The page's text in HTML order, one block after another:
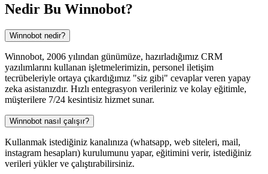
Nedir Bu Winnobot?
Winnobot nedir?
Winnobot, 2006 yılından günümüze, hazırladığımız CRM
yazılımlarını kullanan işletmelerimizin, personel iletişim
tecrübeleriyle ortaya çıkardığımız "siz gibi" cevaplar veren yapay
zeka asistanızdır. Hızlı entegrasyon verileriniz ve kolay eğitimle,
müşterilere 7/24 kesintisiz hizmet sunar.
Winnobot nasıl çalışır?
Kullanmak istediğiniz kanalınıza (whatsapp, web siteleri, mail,
instagram hesapları) kurulumunu yapar, eğitimini verir, istediğiniz
verileri yükler ve çalıştırabilirsiniz.